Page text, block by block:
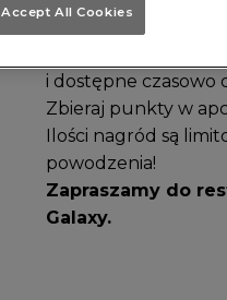
i dostępne czasowo
Zbieraj punkty w
Ilości nagród są
powodzenia!
Zapraszamy do
Galaxy.
Accept All Cookies